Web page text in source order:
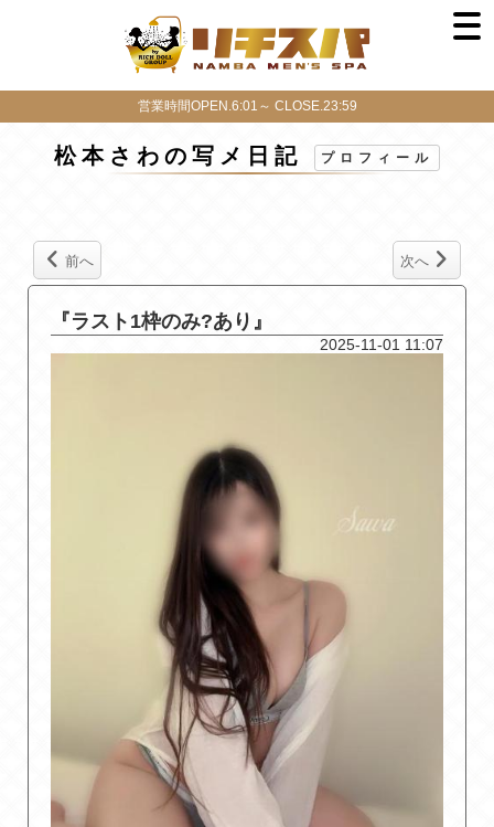
営業時間OPEN.6:01～ CLOSE.23:59
松本さわの写メ日記 プロフィール
前へ 次へ
『ラスト1枠のみ?あり』
2025-11-01 11:07